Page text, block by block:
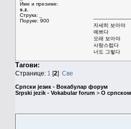
Име и презиме:
s.z.
Струка:
Поруке: 900
자세히 보아야
예쁘다
오래 보아야
사랑스럽다
너도 그렇다
Тагови:
Странице: 1 [2] Све
Српски језик - Вокабулар форум
Srpski jezik - Vokabular forum > О српском